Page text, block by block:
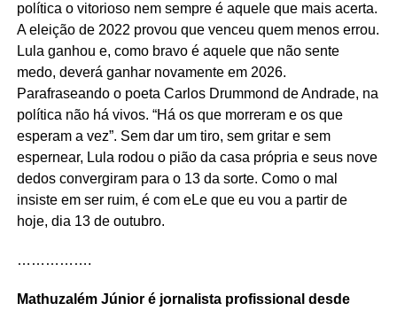
política o vitorioso nem sempre é aquele que mais acerta.
A eleição de 2022 provou que venceu quem menos errou.
Lula ganhou e, como bravo é aquele que não sente
medo, deverá ganhar novamente em 2026.
Parafraseando o poeta Carlos Drummond de Andrade, na
política não há vivos. “Há os que morreram e os que
esperam a vez”. Sem dar um tiro, sem gritar e sem
espernear, Lula rodou o pião da casa própria e seus nove
dedos convergiram para o 13 da sorte. Como o mal
insiste em ser ruim, é com eLe que eu vou a partir de
hoje, dia 13 de outubro.
…………….
Mathuzalém Júnior é jornalista profissional desde